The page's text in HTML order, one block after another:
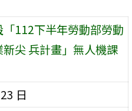
112下半年勞動部勞動
尖 兵計畫」無人機課
日